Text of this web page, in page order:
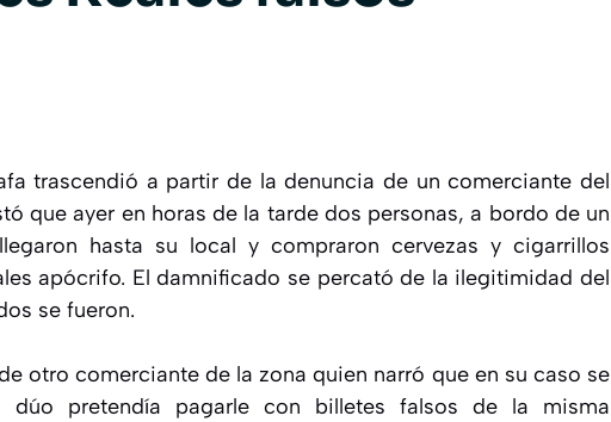
trascendió a partir de la denuncia de un comerciante del
que ayer en horas de la tarde dos personas, a bordo de un
hasta su local y compraron cervezas y cigarrillos
apócrifo. El damnificado se percató de la ilegitimidad del
se fueron.
otro comerciante de la zona quien narró que en su caso se
pretendía pagarle con billetes falsos de la misma